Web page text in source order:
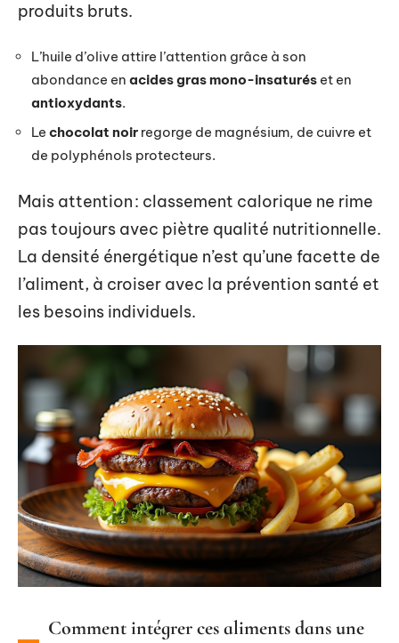
produits bruts.
L’huile d’olive attire l’attention grâce à son
abondance en acides gras mono-insaturés et en
antioxydants.
Le chocolat noir regorge de magnésium, de cuivre et
de polyphénols protecteurs.
Mais attention : classement calorique ne rime
pas toujours avec piètre qualité nutritionnelle.
La densité énergétique n’est qu’une facette de
l’aliment, à croiser avec la prévention santé et
les besoins individuels.
Comment intégrer ces aliments dans une